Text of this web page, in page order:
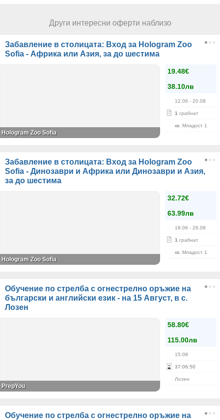
Други интересни оферти наблизо
Забавление в столицата: Вход за Hologram Zoo
Sofia - Африка или Азия, за до шестима
19.48€
38.10лв
12.06 - 20.08
1 грабнат
кв. Младост 1
Hologram Zoo Sofia
Забавление в столицата: Вход за Hologram Zoo
Sofia - Динозаври и Африка или Динозаври и Азия,
за до шестима
32.72€
63.99лв
18.06 - 26.08
1 грабнат
кв. Младост 1
Hologram Zoo Sofia
Обучение по стрелба с огнестрелно оръжие на
български и английски език - на 15 Август, в с.
Лозен
58.80€
115.00лв
15.08
37:06:50
Лозен
PrepYou
Обучение по стрелба с огнестрелно оръжие на